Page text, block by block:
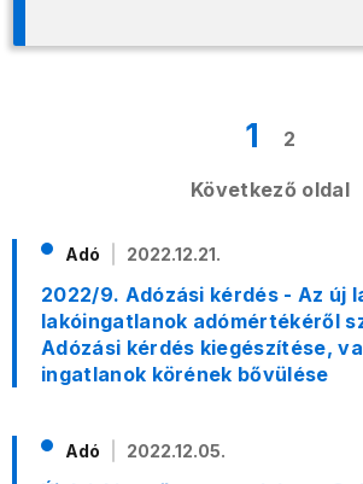
1 2
Következő oldal
Adó 2022.12.21.
2022/9. Adózási kérdés - Az új
lakóingatlanok adómértékéről
Adózási kérdés kiegészítése,
ingatlanok körének bővülése
Adó 2022.12.05.